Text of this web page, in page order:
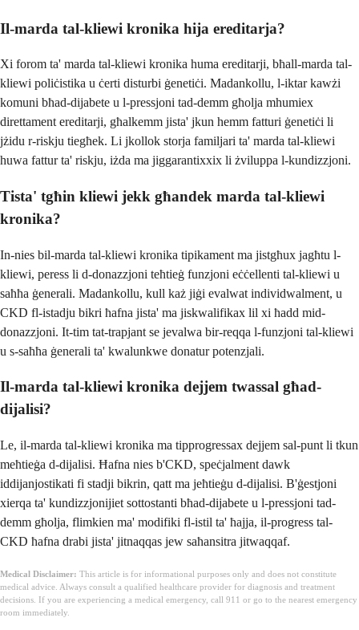
Il-marda tal-kliewi kronika hija ereditarja?
Xi forom ta' marda tal-kliewi kronika huma ereditarji, bħall-marda tal-
kliewi poliċistika u ċerti disturbi ġenetiċi. Madankollu, l-iktar kawżi
komuni bħad-dijabete u l-pressjoni tad-demm għolja mhumiex
direttament ereditarji, għalkemm jista' jkun hemm fatturi ġenetiċi li
jżidu r-riskju tiegħek. Li jkollok storja familjari ta' marda tal-kliewi
huwa fattur ta' riskju, iżda ma jiggarantixxix li żviluppa l-kundizzjoni.
Tista' tgħin kliewi jekk għandek marda tal-kliewi
kronika?
In-nies bil-marda tal-kliewi kronika tipikament ma jistgħux jagħtu l-
kliewi, peress li d-donazzjoni teħtieġ funzjoni eċċellenti tal-kliewi u
saħħa ġenerali. Madankollu, kull każ jiġi evalwat individwalment, u
CKD fl-istadju bikri ħafna jista' ma jiskwalifikax lil xi ħadd mid-
donazzjoni. It-tim tat-trapjant se jevalwa bir-reqqa l-funzjoni tal-kliewi
u s-saħħa ġenerali ta' kwalunkwe donatur potenzjali.
Il-marda tal-kliewi kronika dejjem twassal għad-
dijalisi?
Le, il-marda tal-kliewi kronika ma tipprogressax dejjem sal-punt li tkun
meħtieġa d-dijalisi. Ħafna nies b'CKD, speċjalment dawk
iddijanjostikati fi stadji bikrin, qatt ma jeħtieġu d-dijalisi. B'ġestjoni
xierqa ta' kundizzjonijiet sottostanti bħad-dijabete u l-pressjoni tad-
demm għolja, flimkien ma' modifiki fl-istil ta' ħajja, il-progress tal-
CKD ħafna drabi jista' jitnaqqas jew saħansitra jitwaqqaf.
Medical Disclaimer: This article is for informational purposes only and does not constitute
medical advice. Always consult a qualified healthcare provider for diagnosis and treatment
decisions. If you are experiencing a medical emergency, call 911 or go to the nearest emergency
room immediately.